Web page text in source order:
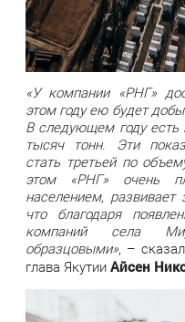
«У компании «РНГ»
этом году ею будет
В следующем году
тысяч тонн. Эти
стать третьей по
этом «РНГ» очень
населением, развивает
что благодаря
компаний села
образцовыми», –
глава ЯкутииАйсен